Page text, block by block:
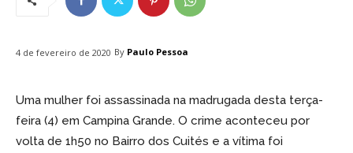
4 de fevereiro de 2020 By Paulo Pessoa
Uma mulher foi assassinada na madrugada desta terça-
feira (4) em Campina Grande. O crime aconteceu por
volta de 1h50 no Bairro dos Cuités e a vítima foi